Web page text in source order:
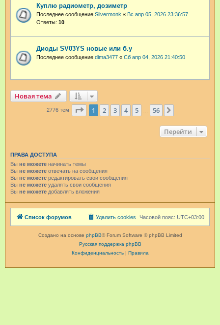
Куплю радиометр, дозиметр
Последнее сообщение Silvermonk « Вс апр 05, 2026 23:36:57
Ответы: 10
Диоды SV03YS новые или б.у
Последнее сообщение dima3477 « Сб апр 04, 2026 21:40:50
Новая тема
2776 тем Страница из 56
1 2 3 4 5 56
Перейти
ПРАВА ДОСТУПА
Вы не можете начинать темы
Вы не можете отвечать на сообщения
Вы не можете редактировать свои сообщения
Вы не можете удалять свои сообщения
Вы не можете добавлять вложения
Список форумов Часовой пояс: UTC+03:00
Удалить cookies
Создано на основе phpBB® Forum Software © phpBB Limited
Русская поддержка phpBB
Конфиденциальность| Правила